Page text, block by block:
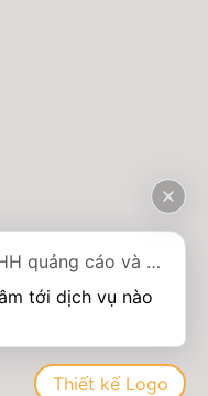
Cơ Thạch, Nam Từ
Công ty TNHH quảng cáo và truyền thông Goldidea
tới dịch vụ nào
Thiết kế Logo